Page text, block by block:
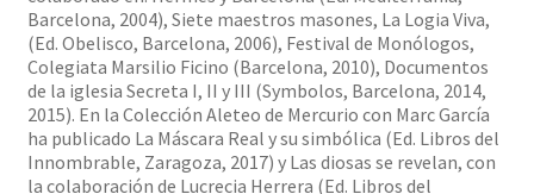
Barcelona, 2004), Siete maestros masones, La Logia Viva,
(Ed. Obelisco, Barcelona, 2006), Festival de Monólogos,
Colegiata Marsilio Ficino (Barcelona, 2010), Documentos
de la iglesia Secreta I, II y III (Symbolos, Barcelona, 2014,
2015). En la Colección Aleteo de Mercurio con Marc García
ha publicado La Máscara Real y su simbólica (Ed. Libros del
Innombrable, Zaragoza, 2017) y Las diosas se revelan, con
la colaboración de Lucrecia Herrera (Ed. Libros del